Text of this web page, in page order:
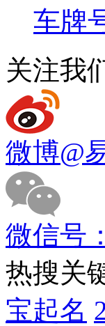
车牌
关注我
微博@
微信号：
热搜关
宝起名